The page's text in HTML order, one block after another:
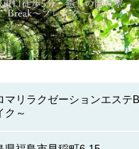
マリラクゼーションエステ
ク～